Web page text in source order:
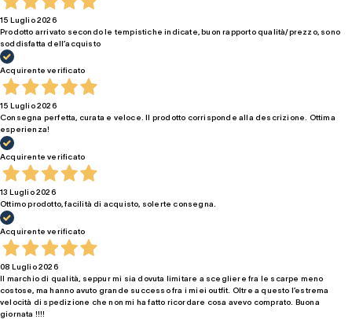
15 Luglio 2026
Prodotto arrivato secondo le tempistiche indicate, buon rapporto qualità/prezzo, sono
soddisfatta dell’acquisto
Acquirente verificato
15 Luglio 2026
Consegna perfetta, curata e veloce. Il prodotto corrisponde alla descrizione. Ottima
esperienza!
Acquirente verificato
13 Luglio 2026
Ottimo prodotto, facilità di acquisto, solerte consegna.
Acquirente verificato
08 Luglio 2026
Il marchio di qualità, seppur mi sia dovuta limitare a scegliere fra le scarpe meno
costose, ma hanno avuto grande successo fra i miei outfit. Oltre a questo l’estrema
velocità di spedizione che non mi ha fatto ricordare cosa avevo comprato. Buona
giornata !!!!